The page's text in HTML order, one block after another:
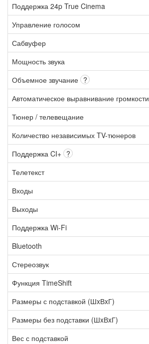
Поддержка 24p True Cinema
Управление голосом
Сабвуфер
Мощность звука
Объемное звучание ?
Автоматическое выравнивание громкости
Тюнер / телевещание
Количество независимых TV-тюнеров
Поддержка CI+ ?
Телетекст
Входы
Выходы
Поддержка Wi-Fi
Bluetooth
Стереозвук
Функция TimeShift
Размеры с подставкой (ШxВxГ)
Размеры без подставки (ШxВxГ)
Вес с подставкой